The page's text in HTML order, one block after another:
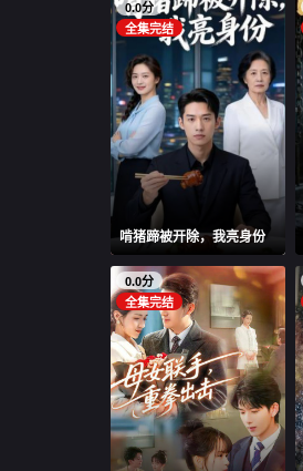
0.0分
全集完结
啃猪蹄被开除，我亮身份
0.0分
全集完结